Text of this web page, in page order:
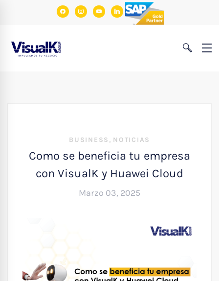
facebookinstagram
youtubelinkedin
BUSINESS , NOTICIAS
Como se beneficia tu empresa
con VisualK y Huawei Cloud
Marzo 03, 2025